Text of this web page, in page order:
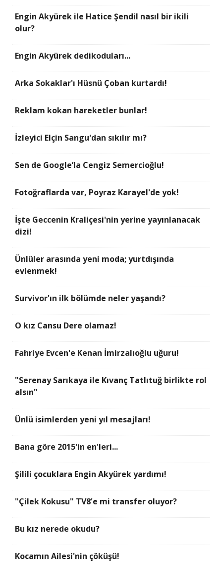
Engin Akyürek ile Hatice Şendil nasıl bir ikili
olur?
Engin Akyürek dedikoduları...
Arka Sokaklar'ı Hüsnü Çoban kurtardı!
Reklam kokan hareketler bunlar!
İzleyici Elçin Sangu'dan sıkılır mı?
Sen de Google’la Cengiz Semercioğlu!
Fotoğraflarda var, Poyraz Karayel'de yok!
İşte Geccenin Kraliçesi'nin yerine yayınlanacak
dizi!
Ünlüler arasında yeni moda; yurtdışında
evlenmek!
Survivor'ın ilk bölümde neler yaşandı?
O kız Cansu Dere olamaz!
Fahriye Evcen'e Kenan İmirzalıoğlu uğuru!
"Serenay Sarıkaya ile Kıvanç Tatlıtuğ birlikte rol
alsın"
Ünlü isimlerden yeni yıl mesajları!
Bana göre 2015'in en'leri...
Şilili çocuklara Engin Akyürek yardımı!
"Çilek Kokusu" TV8'e mi transfer oluyor?
Bu kız nerede okudu?
Kocamın Ailesi'nin çöküşü!